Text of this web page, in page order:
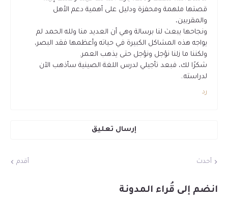
قصتها ملهمة ومحفزة ودليل على أهمية دعم الأهل
والمقربين،
ونجاحها يبعث لنا برسالة وهي أن العديد منا ولله الحمد لم
يواجه هذه المشاكل الكبيرة في حياته وأعظمها فقد البصر،
ولكننا ما زلنا نؤجل ونؤجل حتى يذهب العمر.
شكرًا لك، فبعد تأجيلي لدرس اللغة الصينية سأذهب الآن
لدراسته..
رد
إرسال تعليق
أحدث أقدم
انضم إلى قُراء المدونة